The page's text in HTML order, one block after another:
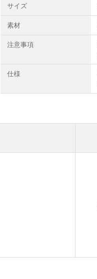
サイズ
素材
注意事項
仕様